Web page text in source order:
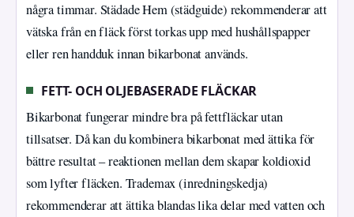
några timmar. Städade Hem (städguide) rekommenderar att
vätska från en fläck först torkas upp med hushållspapper
eller ren handduk innan bikarbonat används.
FETT- OCH OLJEBASERADE FLÄCKAR
Bikarbonat fungerar mindre bra på fettfläckar utan
tillsatser. Då kan du kombinera bikarbonat med ättika för
bättre resultat – reaktionen mellan dem skapar koldioxid
som lyfter fläcken. Trademax (inredningskedja)
rekommenderar att ättika blandas lika delar med vatten och